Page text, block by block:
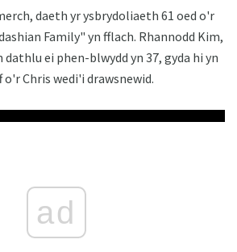
daeth yr ysbrydoliaeth 61 oed o'r
Family" yn fflach. Rhannodd Kim,
dathlu ei phen-blwydd yn 37, gyda hi yn
Chris wedi'i drawsnewid.
ad